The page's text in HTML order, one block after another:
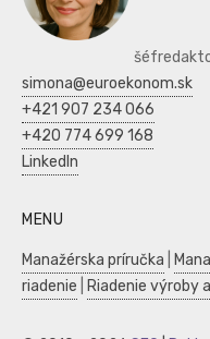
simona@euroekonom.sk
+421 907 234 066
+420 774 699 168
LinkedIn
MENU
Manažérska príručka
riadenie
Riadenie výroby